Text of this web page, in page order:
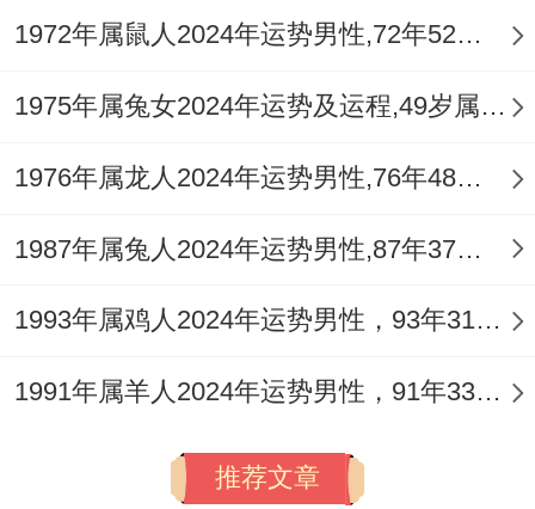
但需脚踏实地 忌虚荣冒进.
出行:驾车避免路怒,以还有为贵。
可主动参同聚会结识新人！
健康:注意饮食卫生;预防肠胃炎。
6月:健康危机- 减少远行，健康：易过劳引
7月：温还有处世;人缘提升;人际:善解人意
1972年属鼠人2024年运势男性,72年52岁属鼠男2024年每月运程怎么样
1975年属兔女2024年运势及运程,49岁属兔人2024全年每月运势女性如何
1976年属龙人2024年运势男性,76年48岁属龙男2024年每月运程怎么样
1987年属兔人2024年运势男性,87年37岁属兔男2024年每月运程怎么样
1993年属鸡人2024年运势男性，93年31岁属鸡男2024年每月运程怎么样
1991年属羊人2024年运势男性，91年33岁属羊男2024年每月运程怎么样
推荐文章